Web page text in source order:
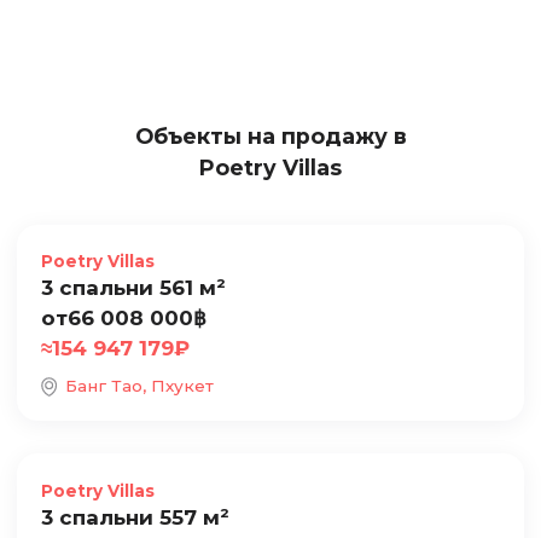
Объекты на продажу в
Poetry Villas
Poetry Villas
3 спальни 561 м²
от66 008 000฿
≈154 947 179₽
Банг Тао, Пхукет
Poetry Villas
3 спальни 557 м²